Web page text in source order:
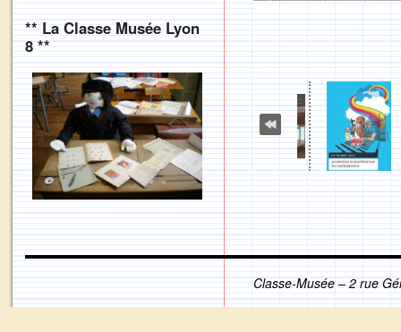
** La Classe Musée Lyon
8 **
Classe-Musée – 2 rue